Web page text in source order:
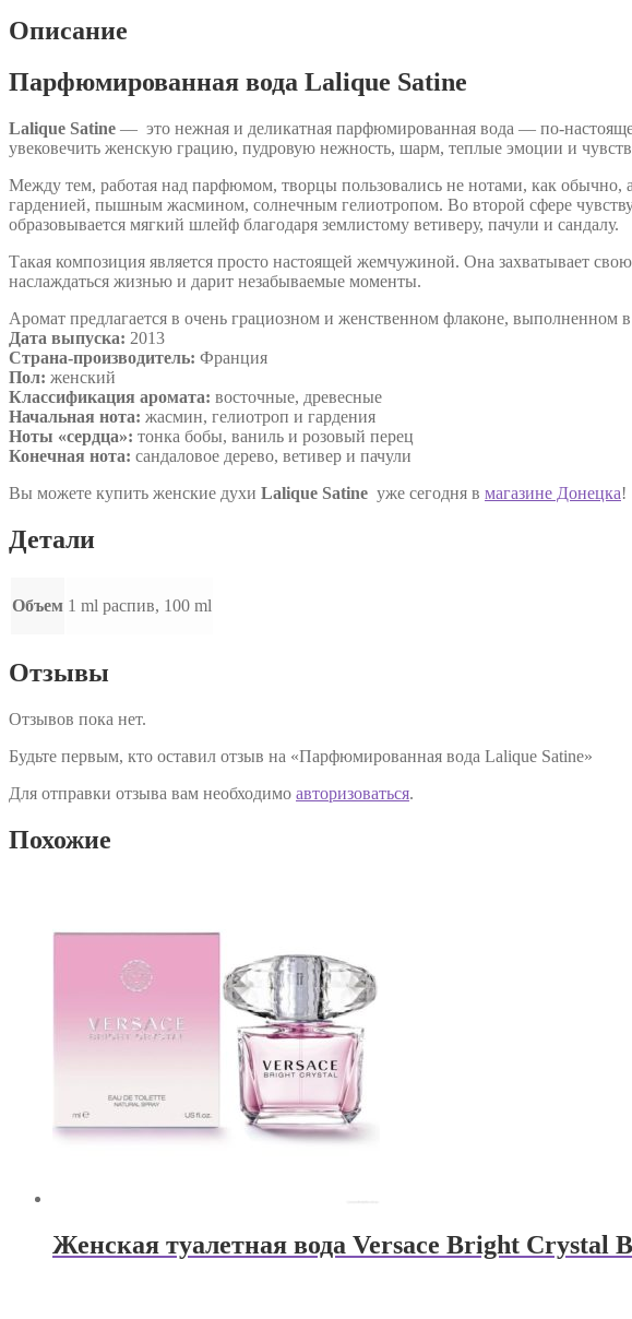
Описание
Парфюмированная вода Lalique Satine
Lalique Satine — это нежная и деликатная парфюмированная вода — по-
увековечить женскую грацию, пудровую нежность, шарм, теплые эмоции и
Между тем, работая над парфюмом, творцы пользовались не нотами, как обычно,
гарденией, пышным жасмином, солнечным гелиотропом. Во второй сфере
образовывается мягкий шлейф благодаря землистому ветиверу, пачули и сандалу.
Такая композиция является просто настоящей жемчужиной. Она захватывает
наслаждаться жизнью и дарит незабываемые моменты.
Аромат предлагается в очень грациозном и женственном флаконе,
Дата выпуска: 2013
Страна-производитель: Франция
Пол: женский
Классификация аромата: восточные, древесные
Начальная нота: жасмин, гелиотроп и гардения
Ноты «сердца»: тонка бобы, ваниль и розовый перец
Конечная нота: сандаловое дерево, ветивер и пачули
Вы можете купить женские духи Lalique Satine уже сегодня в магазине Донецка!
Детали
Объем 1 ml распив, 100 ml
Отзывы
Отзывов пока нет.
Будьте первым, кто оставил отзыв на «Парфюмированная вода Lalique Satine»
Для отправки отзыва вам необходимо авторизоваться.
Похожие
Женская туалетная вода Versace Bright Crystal